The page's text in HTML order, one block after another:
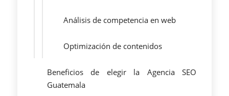
Análisis de competencia en web
Optimización de contenidos
Beneficios de elegir la Agencia SEO
Guatemala